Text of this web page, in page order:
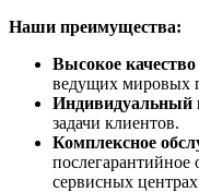
Наши преимущества:
Высокое
ведущих мировых
Индивидуальный
задачи клиентов.
Комплексное
сервисных